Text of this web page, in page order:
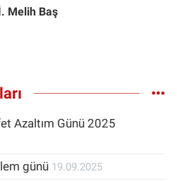
Melih Baş
Azaltım Günü 2025
günü 19.09.2025